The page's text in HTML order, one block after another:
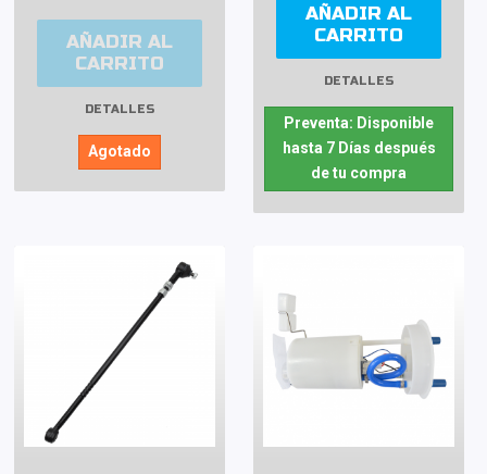
AÑADIR AL
CARRITO
DETALLES
Agotado
AÑADIR AL
CARRITO
DETALLES
Preventa: Disponible
hasta 7 Días después
de tu compra